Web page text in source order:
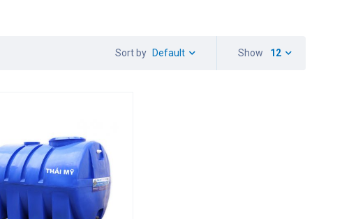
Sort by Default Show 12